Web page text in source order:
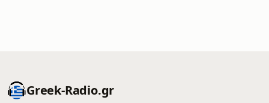
Greek-Radio.gr